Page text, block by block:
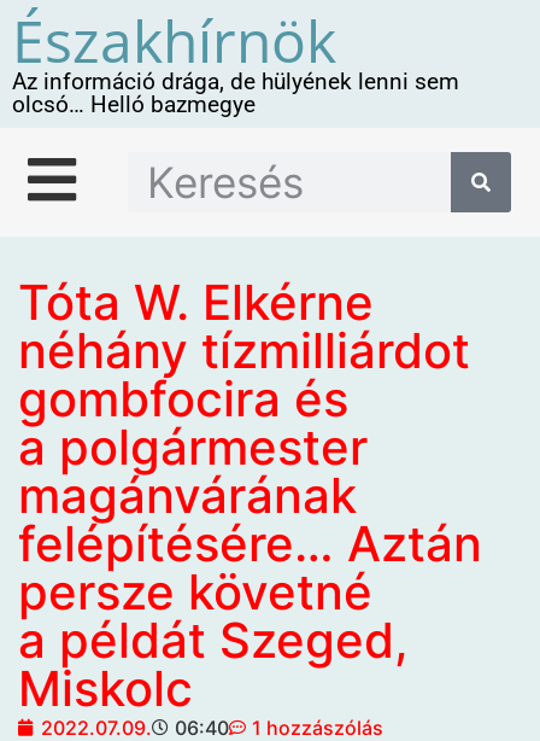
Északhírnök
Az információ drága, de hülyének lenni sem
olcsó… Helló bazmegye
Tóta W. Elkérne
néhány tízmilliárdot
gombfocira és
a polgármester
magánvárának
felépítésére… Aztán
persze követné
a példát Szeged,
Miskolc
2022.07.09. 06:40
1 hozzászólás